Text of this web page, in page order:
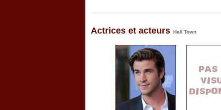
Actrices et acteurs Hell Town